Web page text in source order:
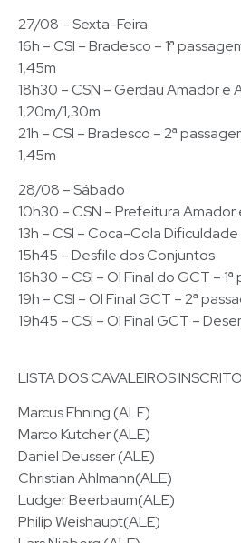
27/08 – Sexta-Feira
16h – CSI – Bradesco – 1ª
1,45m
18h30 – CSN – Gerdau Amador e
1,20m/1,30m
21h – CSI – Bradesco – 2ª
1,45m
28/08 – Sábado
10h30 – CSN – Prefeitura Amador
13h – CSI – Coca-Cola
15h45 – Desfile dos Conjuntos
16h30 – CSI – OI Final do GCT –
19h – CSI – OI Final GCT – 2ª
19h45 – CSI – OI Final GCT –
LISTA DOS CAVALEIROS
Marcus Ehning (ALE)
Marco Kutcher (ALE)
Daniel Deusser (ALE)
Christian Ahlmann(ALE)
Ludger Beerbaum(ALE)
Philip Weishaupt(ALE)